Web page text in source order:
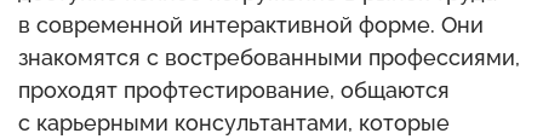
в современной интерактивной форме. Они
знакомятся с востребованными профессиями,
проходят профтестирование, общаются
с карьерными консультантами, которые